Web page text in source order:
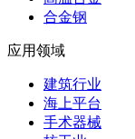
合金钢
应用领域
建筑行业
海上平台
手术器械